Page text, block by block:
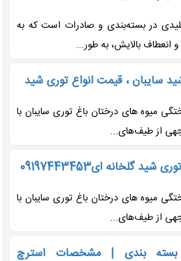
در بسته‌بندی و صادرات است که به
انعطاف بالایش، به طور...
سایبان ، قیمت انواع توری شید
میوه های درختان باغ توری سایبان با
از طیف‌های...
ای09197443453
میوه های درختان باغ توری سایبان با
از طیف‌های...
بندی | مشخصات استرچ